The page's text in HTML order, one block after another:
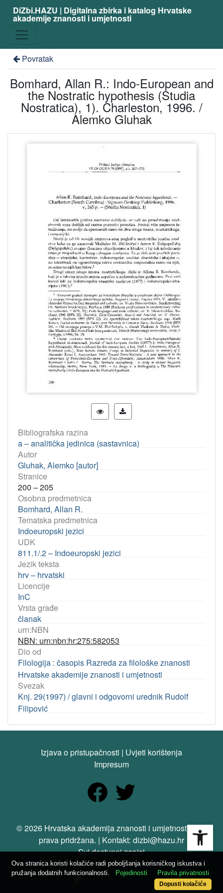
DiZbi.HAZU | Digitalna zbirka i katalog Hrvatske
akademije znanosti i umjetnosti
Povratak
Bomhard, Allan R.: Indo-European and
the Nostratic hypothesis (Studia
Nostratica), 1). Charleston, 1996. /
Alemko Gluhak
Bibliografska razina
a – analitička jedinica (sastavnica)
Autor
Gluhak, Alemko [autor]
Stranice
200 – 205
Osobna predmetnica
Bomhard, Allan R.
Tematska predmetnica
Indoeuropski jezici
UDK
811.1/.2 – Indoeuropski jezici
Jezik teksta
hrv – hrvatski
Licencije
InC
Vrsta građe
članak
urn:NBN
NBN: urn:nbn:hr:275:582053
Dio od
Filologija : časopis Razreda za filološke znanosti
Hrvatske akademije znanosti i umjetnosti
Svezak
Knj. 29(1997) / glavni i odgovorni urednik Rudolf
Filipović
Izjava o pristupačnosti | Uvjeti korištenja
Impresum
© 2026 Hrvatska akademija znanosti i umjetnosti. Sva
prava pridržana. | Kontakt: dizbi@hazu.hr
Svi dostupni zapisi
Ova stranica koristi kolačiće radi poboljšanja korisničkog iskustva i
pružanja dodatnih funkcionalnosti.
Pojedinosti Pravila privatnosti
Dopusti kolačiće